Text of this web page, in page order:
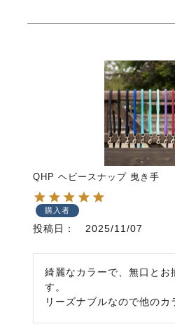
QHP ヘビースナップ 曳き手
購入者
投稿日 2025/11/07
綺麗なカラーで、無口と
す。
リーズナブルなので他のカ